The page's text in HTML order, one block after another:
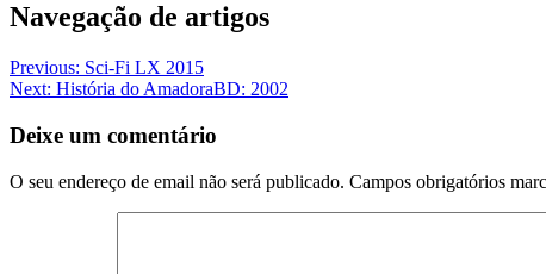
Navegação de artigos
Previous: Sci-Fi LX 2015
Next: História do AmadoraBD: 2002
Deixe um comentário
O seu endereço de email não será publicado. Campos obrigatórios